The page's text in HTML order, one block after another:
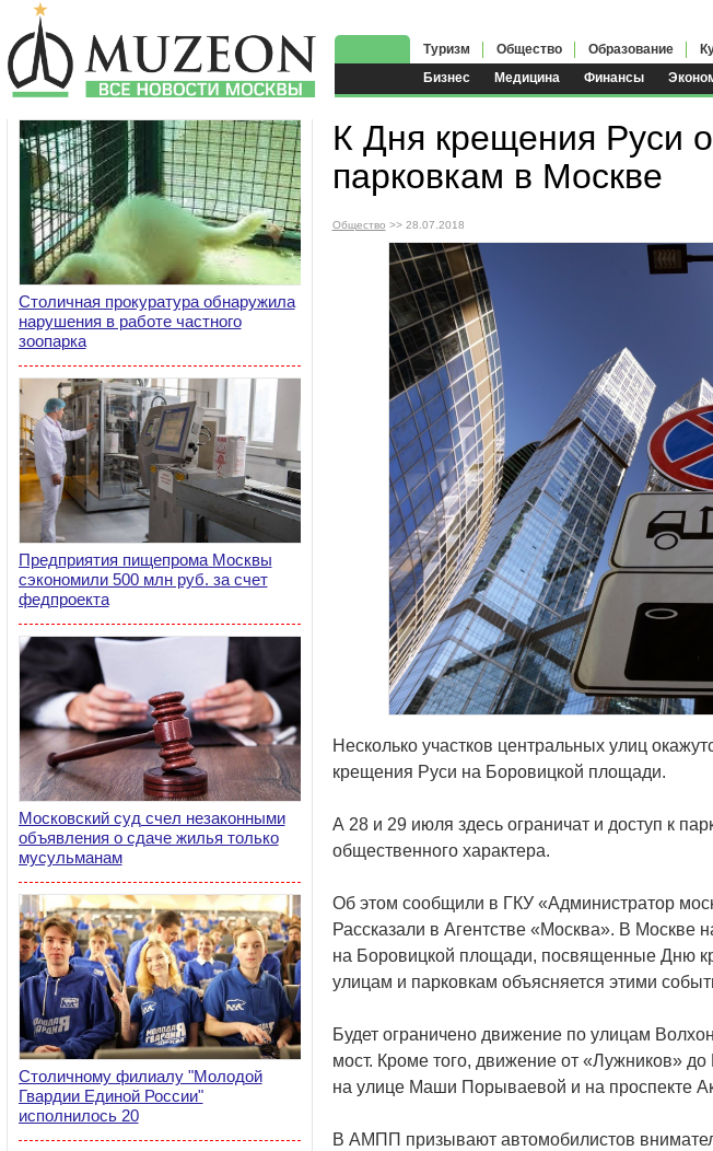
Бизнес Медицина Финансы
Туризм Общество Образование
Столичная прокуратура обнаружила
нарушения в работе частного
зоопарка
Предприятия пищепрома Москвы
сэкономили 500 млн руб. за счет
федпроекта
Московский суд счел незаконными
объявления о сдаче жилья только
мусульманам
Столичному филиалу "Молодой
Гвардии Единой России"
исполнилось 20
К Дня крещения Руси
парковкам в Москве
Общество >> 28.07.2018
Несколько участков центральных улиц
крещения Руси на Боровицкой площади.
А 28 и 29 июля здесь ограничат и доступ к
общественного характера.
Об этом сообщили в ГКУ «Администратор
Рассказали в Агентстве «Москва». В Москве
на Боровицкой площади, посвященные Дню
улицам и парковкам объясняется этими
Будет ограничено движение по улицам
мост. Кроме того, движение от «Лужников»
на улице Маши Порываевой и на проспекте
В АМПП призывают автомобилистов